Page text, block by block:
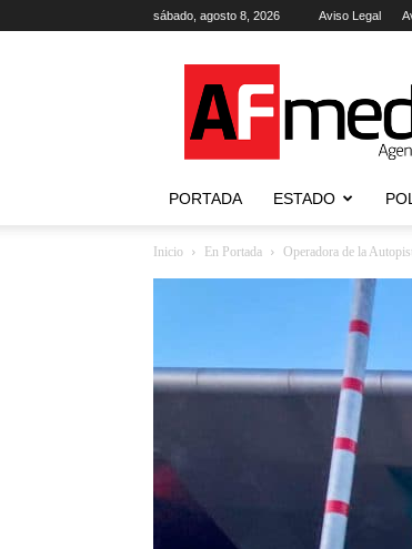
sábado, agosto 8, 2026 Aviso Legal
Agencia
de
Noticias
PORTADA ESTADO
Inicio En Portada Operadora de la